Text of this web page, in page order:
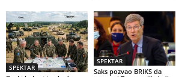
SPEKTAR
SPEKTAR
Saks pozvao BRIKS da